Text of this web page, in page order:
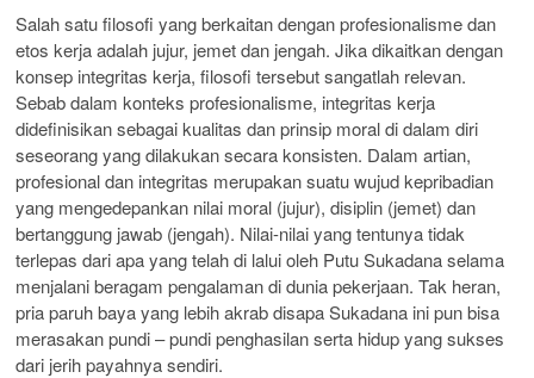
Salah satu filosofi yang berkaitan dengan profesionalisme dan
etos kerja adalah jujur, jemet dan jengah. Jika dikaitkan dengan
konsep integritas kerja, filosofi tersebut sangatlah relevan.
Sebab dalam konteks profesionalisme, integritas kerja
didefinisikan sebagai kualitas dan prinsip moral di dalam diri
seseorang yang dilakukan secara konsisten. Dalam artian,
profesional dan integritas merupakan suatu wujud kepribadian
yang mengedepankan nilai moral (jujur), disiplin (jemet) dan
bertanggung jawab (jengah). Nilai-nilai yang tentunya tidak
terlepas dari apa yang telah di lalui oleh Putu Sukadana selama
menjalani beragam pengalaman di dunia pekerjaan. Tak heran,
pria paruh baya yang lebih akrab disapa Sukadana ini pun bisa
merasakan pundi – pundi penghasilan serta hidup yang sukses
dari jerih payahnya sendiri.